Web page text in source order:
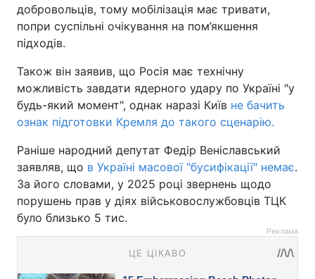
добровольців, тому мобілізація має тривати,
попри суспільні очікування на пом’якшення
підходів.
Також він заявив, що Росія має технічну
можливість завдати ядерного удару по Україні "у
будь-який момент", однак наразі Київ не бачить
ознак підготовки Кремля до такого сценарію.
Раніше народний депутат Федір Веніславський
заявляв, що в Україні масової "бусифікації" немає.
За його словами, у 2025 році звернень щодо
порушень прав у діях військовослужбовців ТЦК
було близько 5 тис.
Реклама